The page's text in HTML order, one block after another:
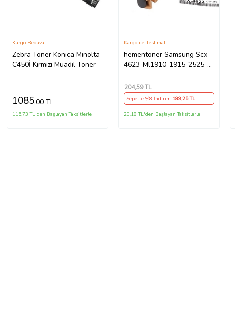
Zebra Toner Konica Minolta
C450İ Kırmızı Muadil Toner
Kargo Bedava
1085,00 TL
115,73 TL'den Başlayan Taksitlerle
hementoner Samsung Scx-
4623-Ml1910-1915-2525-
Pateni (Pickup Roller)
Kargo ile Teslimat
204,59 TL
Sepette %8 İndirim 189,25 TL
20,18 TL'den Başlayan Taksitlerle